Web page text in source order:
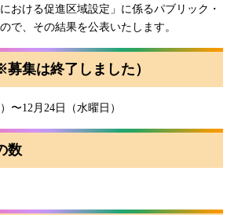
おける促進区域設定」に係るパブリック・
で、その結果を公表いたします。
集は終了しました）
〜12月24日（水曜日）
数